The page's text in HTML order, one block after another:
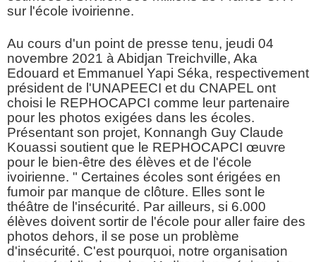
sur l'école ivoirienne.
Au cours d'un point de presse tenu, jeudi 04
novembre 2021 à Abidjan Treichville, Aka
Edouard et Emmanuel Yapi Séka, respectivement
président de l'UNAPEECI et du CNAPEL ont
choisi le REPHOCAPCI comme leur partenaire
pour les photos exigées dans les écoles.
Présentant son projet, Konnangh Guy Claude
Kouassi soutient que le REPHOCAPCI œuvre
pour le bien-être des élèves et de l'école
ivoirienne. " Certaines écoles sont érigées en
fumoir par manque de clôture. Elles sont le
théâtre de l'insécurité. Par ailleurs, si 6.000
élèves doivent sortir de l'école pour aller faire des
photos dehors, il se pose un problème
d'insécurité. C'est pourquoi, notre organisation